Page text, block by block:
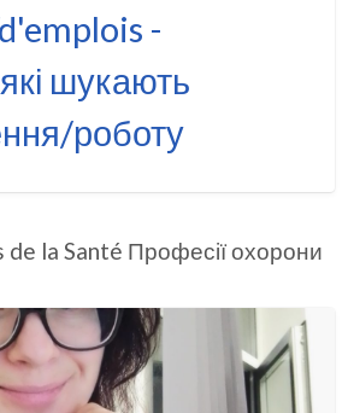
-
шукають
роботу
la Santé Професії охорони